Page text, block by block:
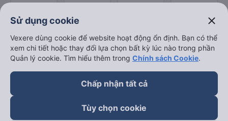
Sử dụng cookie close
Vexere dùng cookie để website hoạt động ổn định. Bạn có thể
xem chi tiết hoặc thay đổi lựa chọn bất kỳ lúc nào trong phần
Quản lý cookie. Tìm hiểu thêm trong Chính sách Cookie.
Chấp nhận tất cả
Tùy chọn cookie